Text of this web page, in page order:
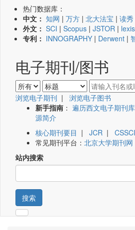
热门数据库：
中文： 知网 | 万方 | 北大法宝 | 读秀
外文： SCI | Scopus | JSTOR | lexis
专利： INNOGRAPHY | Derwent |
电子期刊/图书
浏览电子期刊 | 浏览电子图书
新手指南 ： 遍历西文电子期刊库
源简介
核心期刊要目 | JCR | CSSCI
常见期刊平台： 北京大学期刊网
站内搜索
搜索